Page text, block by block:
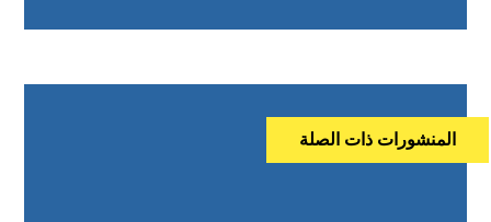
المنشورات ذات الصلة